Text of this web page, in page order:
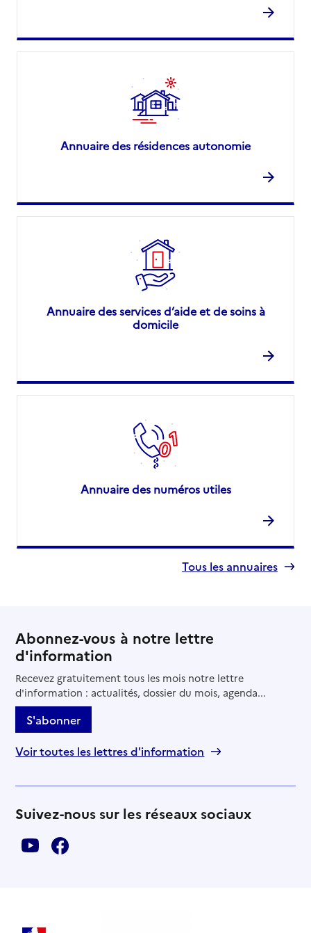
Annuaire des résidences autonomie
Annuaire des services d’aide et de soins à
domicile
Annuaire des numéros utiles
Tous les annuaires
Abonnez-vous à notre lettre
d'information
Recevez gratuitement tous les mois notre lettre
d'information : actualités, dossier du mois, agenda...
S'abonner
Voir toutes les lettres d'information
Suivez-nous sur les réseaux sociaux